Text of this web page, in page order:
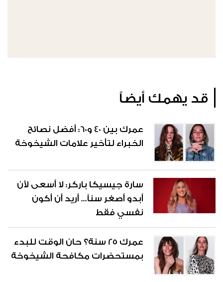
قد يهمك أيضاً
عمرك بين 40 و60: أفضل نصائح
الخبراء لتأخير علامات الشيخوخة
سارة جيسيكا باركر: لا أسعى لأن
أبدو أصغر سناً... أريد أن أكون
نفسي فقط
عمرك 25 سنة؟ حان الوقت للبدء
بمستحضرات مكافحة الشيخوخة